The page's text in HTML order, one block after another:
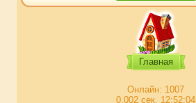
Главная
Онлайн: 1007
0.002 сек, 12:52:04